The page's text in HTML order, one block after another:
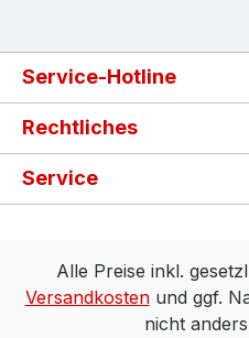
Service-Hotline
Rechtliches
Service
Alle Preise inkl.
Versandkostenund ggf.
nicht